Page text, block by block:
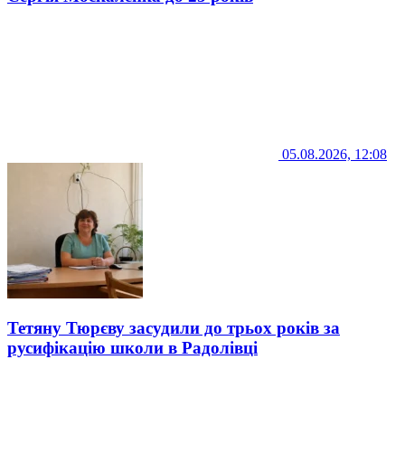
05.08.2026, 12:08
Тетяну Тюрєву засудили до трьох років за
русифікацію школи в Радолівці